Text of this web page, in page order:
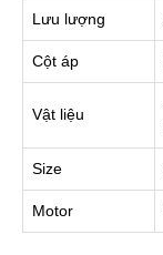
Lưu lượng
Cột áp
Vật liệu
Size
Motor